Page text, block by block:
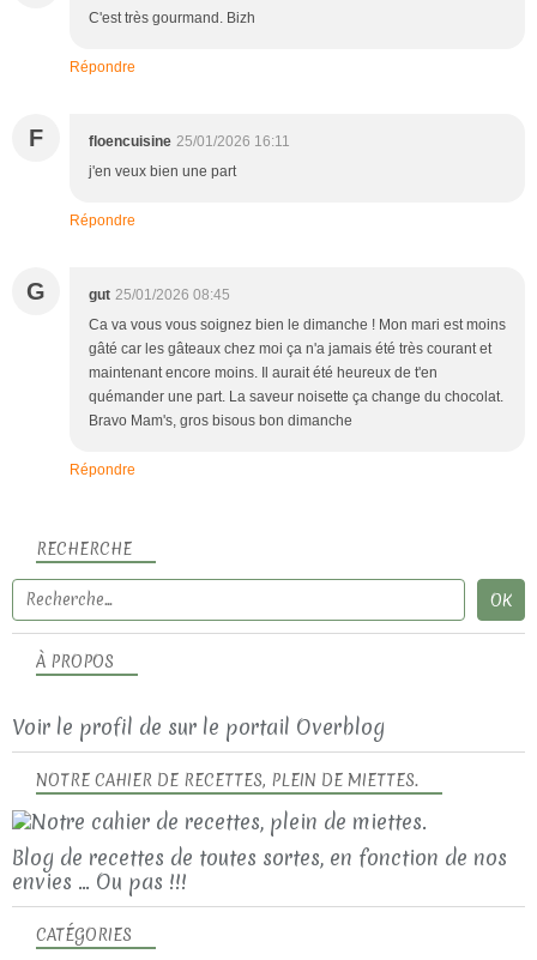
C'est très gourmand. Bizh
Répondre
F floencuisine 25/01/2026 16:11
j'en veux bien une part
Répondre
G gut 25/01/2026 08:45
Ca va vous vous soignez bien le dimanche ! Mon mari est moins
gâté car les gâteaux chez moi ça n'a jamais été très courant et
maintenant encore moins. Il aurait été heureux de t'en
quémander une part. La saveur noisette ça change du chocolat.
Bravo Mam's, gros bisous bon dimanche
Répondre
RECHERCHE
NOTRE CAHIER DE RECETTES, PLEIN DE MIETTES.
Blog de recettes de toutes sortes, en fonction de nos
envies ... Ou pas !!!
À PROPOS
Voir le profil de sur le portail Overblog
CATÉGORIES